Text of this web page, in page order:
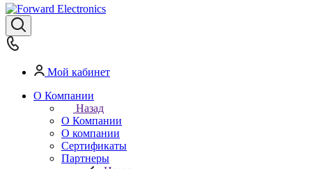
Мой кабинет
О Компании
Назад
О Компании
О компании
Сертификаты
Партнеры